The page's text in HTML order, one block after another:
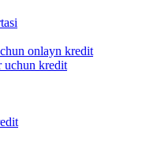
onlayn kredit
uchun kredit